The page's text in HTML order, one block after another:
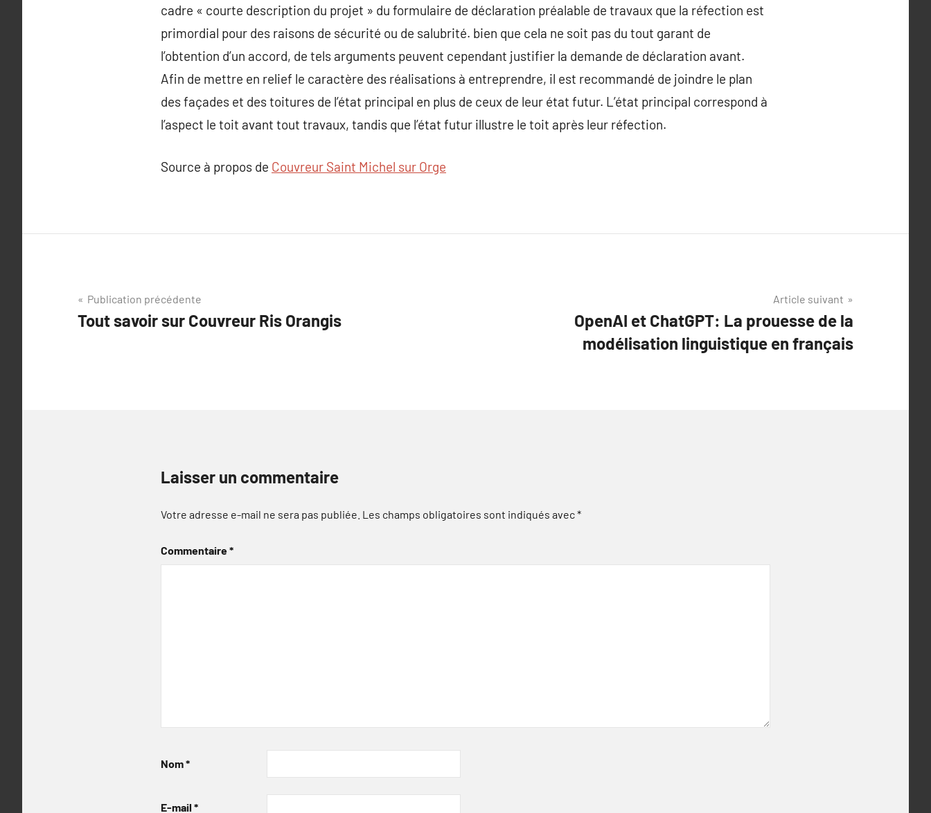
cadre « courte description du projet » du formulaire de déclaration préalable de travaux que la réfection est
primordial pour des raisons de sécurité ou de salubrité. bien que cela ne soit pas du tout garant de
l’obtention d’un accord, de tels arguments peuvent cependant justifier la demande de déclaration avant.
Afin de mettre en relief le caractère des réalisations à entreprendre, il est recommandé de joindre le plan
des façades et des toitures de l’état principal en plus de ceux de leur état futur. L’état principal correspond à
l’aspect le toit avant tout travaux, tandis que l’état futur illustre le toit après leur réfection.
Source à propos de Couvreur Saint Michel sur Orge
Navigation
de
Publication précédente
Tout savoir sur Couvreur Ris Orangis
Article suivant
OpenAI et ChatGPT: La prouesse de la
modélisation linguistique en français
Laisser un commentaire
Votre adresse e-mail ne sera pas publiée. Les champs obligatoires sont indiqués avec*
Commentaire*
Nom*
E-mail *